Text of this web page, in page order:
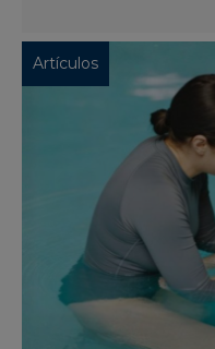
Artículos